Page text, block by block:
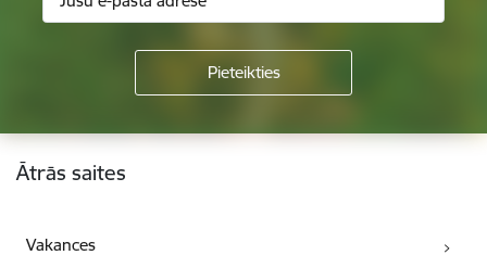
Kājene
Ātrās saites
Vakances